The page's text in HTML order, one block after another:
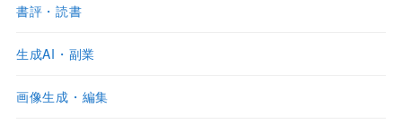
書評・読書
生成AI・副業
画像生成・編集